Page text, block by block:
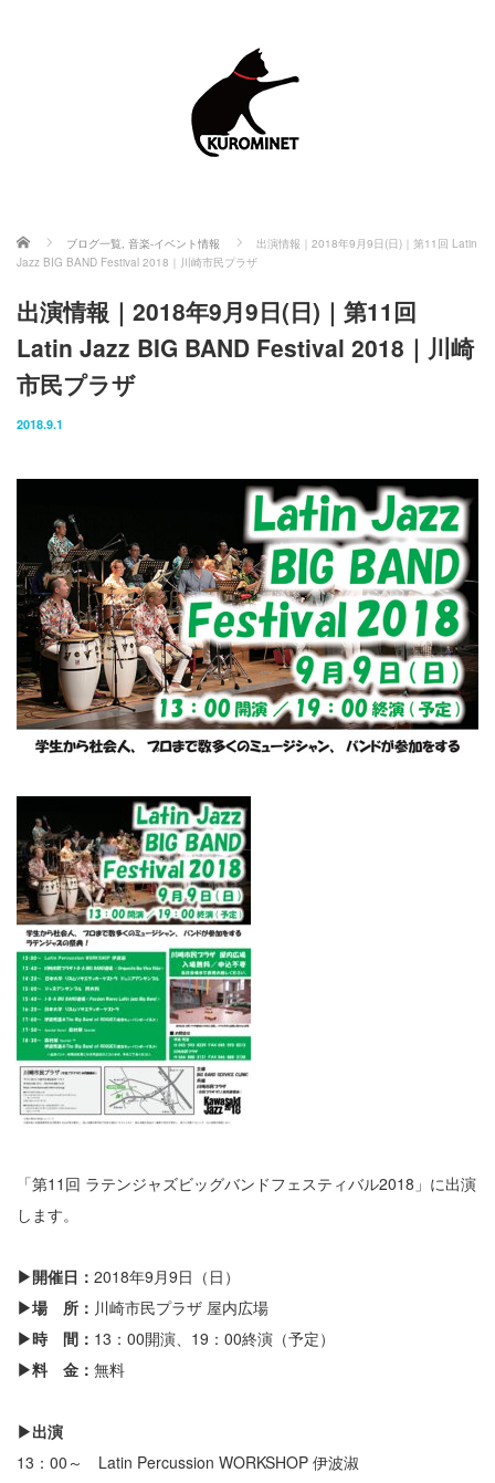
ホーム ブログ一覧, 音楽-イベント情報
出演情報｜2018年9月9日(日)｜第11回 Latin
Jazz BIG BAND Festival 2018｜川崎市民プラザ
出演情報｜2018年9月9日(日)｜第11回
Latin Jazz BIG BAND Festival 2018｜川崎
市民プラザ
2018.9.1
「第11回 ラテンジャズビッグバンドフェスティバル2018」に出演
します。
▶開催日： 2018年9月9日（日）
▶場 所： 川崎市民プラザ 屋内広場
▶時 間： 13：00開演、19：00終演（予定）
▶料 金： 無料
▶出演
13：00～ Latin Percussion WORKSHOP 伊波淑